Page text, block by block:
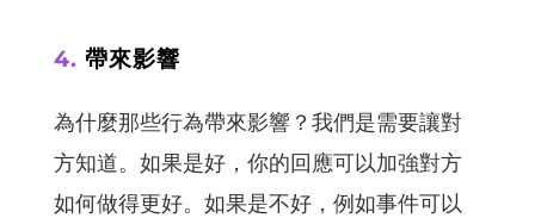
4. 帶來影響
為什麼那些行為帶來影響？我們是需要讓對
方知道。如果是好，你的回應可以加強對方
如何做得更好。如果是不好，例如事件可以